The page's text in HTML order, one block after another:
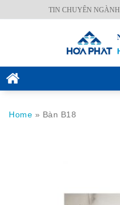
TIN CHUYÊN NGÀNH
VĂN
Home » Bàn B18